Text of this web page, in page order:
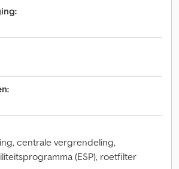
centrale vergrendeling,
(ESP), roetfilter